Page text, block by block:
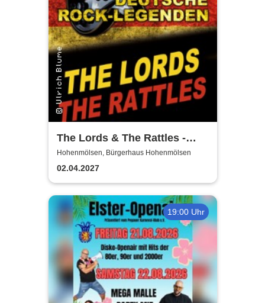
The Lords & The Rattles -
Deutsche Rocklegenden
Hohenmölsen, Bürgerhaus Hohenmölsen
02.04.2027
19:00 Uhr